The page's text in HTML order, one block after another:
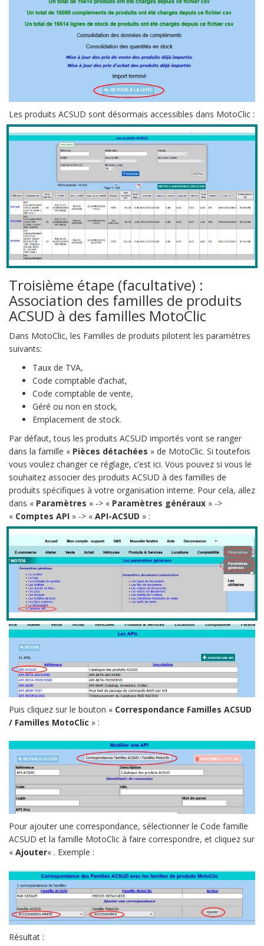
Les produits ACSUD sont désormais accessibles dans MotoClic :
Troisième étape (facultative) :
Association des familles de produits
ACSUD à des familles MotoClic
Dans MotoClic, les Familles de produits pilotent les paramètres
suivants:
Taux de TVA,
Code comptable d’achat,
Code comptable de vente,
Géré ou non en stock,
Emplacement de stock.
Par défaut, tous les produits ACSUD importés vont se ranger
dans la famille « Pièces détachées » de MotoClic. Si toutefois
vous voulez changer ce réglage, c’est ici. Vous pouvez si vous le
souhaitez associer des produits ACSUD à des familles de
produits spécifiques à votre organisation interne. Pour cela, allez
dans « Paramètres » -> « Paramètres généraux » ->
« Comptes API » -> « API-ACSUD » :
Puis cliquez sur le bouton « Correspondance Familles ACSUD
/ Familles MotoClic » :
Pour ajouter une correspondance, sélectionner le Code famille
ACSUD et la famille MotoClic à faire correspondre, et cliquez sur
« Ajouter« . Exemple :
Résultat :